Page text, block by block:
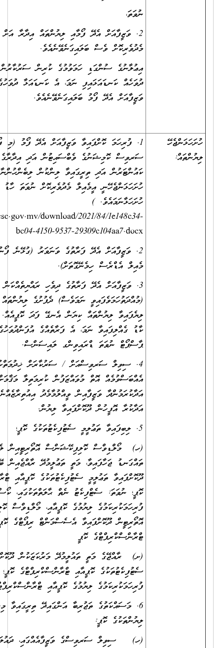
2. ވަޒީފާއަށް އެދޭ ފޯމާއި ލިޔުންތައް އިދާރާ އަށް ނުވަތަ އީ-މެއިލް
މެދުވެރިކޮށް ވެސް ބަލައިގަނެވޭނެއެވެ.
އިޢުލާނުގެ ސުންގަޑި ހަމަވުމުގެ ކުރިން ސަރުކާރުން އަލަށް ބަންދު
ދުވަހެއް ކަނޑައަޅައިފި ނަމަ، އެ ކަނޑައަޅާ ދުވަހުގެ އަދަދަށް
ވަޒީފާއަށް އެދޭ ފޯމު ބަލައިގަނެވޭނެއެވެ.
1. ފުރިހަމަ ކޮށްފައިވާ ވަޒީފާއަށް އެދޭ ފޯމު (މި ފޯމު ސިވިލް
ސަރވިސް ކޮމިޝަނުގެ ވެބްސައިޓުން އަދި އިދާރާގެ ވެބްސައިޓުންނާއި
ކައުންޓަރުން އަދި ތިރީގައިވާ ލިންކުން ލިބެންހުންނާނެއެވެ. މިފޯމު
ހުށަހަޅަންޖެހޭނީ އީމެއިލް މެދުވެރިކޮށް ނުވަތަ ހާޑު ކޮޕީ
ހުށަހަޅާނަމައެވެ. )
https://www.csc.gov.mv/download/2021/84/1e148c34-
bc04-4150-9537-29309c104aa7.docx
2. ވަޒީފާއަށް އެދޭ ފަރާތުގެ ވަނަވަރު (ގުޅޭނެ ފޯނު ނަންބަރާއި އީ-
މެއިލް އެޑްރެސް ހިމެނޭގޮތަށް).
3. ވަޒީފާއަށް އެދޭ ފަރާތުގެ ދިވެހި ރައްޔިތެއްކަން އަންގައިދޭ ކާޑުގެ
(މުއްދަތުހަމަވެފައިވީ ނަމަވެސް) ދެފުށުގެ ލިޔުންތައް ފެންނަ،
ލިޔެފައިވާ ލިޔުންތައް ކިޔަން އެނގޭ ފަދަ ކޮޕީއެއް. ނުވަތަ އައި.ޑީ.
ކާޑު ގެއްލިފައިވާ ނަމަ، އެ ފަރާތެއްގެ އުފަންދުވަހުގެ ސެޓްފިކެޓު،
ޕާސްޕޯޓް ނުވަތަ ޑްރައިވިންގ ލައިސަންސް.
4. ސިވިލް ސަރވިސްއަށް / ސަރުކާރަށް ޚިދުމަތްކުރުމުގެ
އެއްބަސްވުމެއް އޮތް މުވައްޒަފުން ކުރިމަތިލާ މަޤާމަށް ހޮވިއްޖެ ނަމަ،
އަދާކުރަމުންދާ ވަޒީފާއިން ވީއްލުމާމެދު އިއުތިރާޒެއްނެތްކަމަށް، ވަޒީފާ
އަދާކުރާ އޮފީހުން ދޫކޮށްފައިވާ ލިޔުން.
(ހ) މޯލްޑިވްސް ކޮލިފިކޭޝަންސް އޮތޯރިޓީއިން ލެވަލް ކަނޑައަޅައި
ތައްގަނޑު ޖަހާފައިވާ، މަތީ ތަޢުލީމުދޭ ރާއްޖެއިން ބޭރުގެ މަރުކަޒަކުން
ދޫކޮށްފައިވާ ތަޢުލީމީ ސެޓުފިކެޓުތަކުގެ ކޮޕީއާއި ޓްރާންސްކްރިޕްޓުގެ
ކޮޕީ؛ ނުވަތަ: ސެޓްފިކެޓު ނެތް ޙާލަތްތަކުގައި، ކޯސް
ފުރިހަމަކުރިކަމުގެ ލިޔުމުގެ ކޮޕީއާއި، މޯލްޑިވްސް ކޮލިފިކޭޝަންސް
އޮތޯރިޓީން ދޫކޮށްފައިވާ އެސެސްމަންޓް ރިޕޯޓްގެ ކޮޕީ އަދި
ޓްރާންސްކްރިޕްޓްގެ ކޮޕީ
(ށ) ރާއްޖޭގެ މަތީ ތައުލީމުދޭ މަރުކަޒަކުން ދޫކޮށްފައިވާ ތައުލީމީ
ސެޓުފިކެޓުތަކުގެ ކޮޕީއާއި ޓްރާންސްކްރިޕްޓްގެ ކޮޕީ؛ ނުވަތަ ކޯސް
ފުރިހަމަކުރިކަމުގެ ލިޔުމުގެ ކޮޕީއާއި ޓްރާންސްކްރިޕްޓްގެ ކޮޕީ.
6. މަސައްކަތުގެ ތަޖުރިބާ އަންގައިދޭ ތިރީގައިވާ މިންގަނޑަށް ފެތޭ
ލިޔުންތަކުގެ ކޮޕީ:
(ހ) ސިވިލް ސަރވިސްގެ ވަޒީފާއެއްގައި، ދައުލަތުގެ